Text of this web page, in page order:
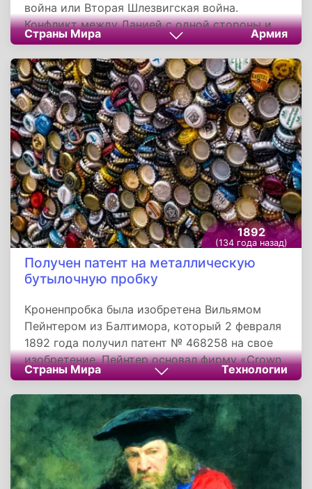
война или Вторая Шлезвигская война.
Конфликт между Данией с одной стороны и
Пруссией совместно с Австрией - с другой,
разгорелся за отделение герцогств Шлезвиг и
Гольштейн от Дании, на современной карте
Европы их территория входит в состав
Германии как земля Шлезвиг-Гольштейн.
Страны Мира Армия
1892
(134 года назад)
Получен патент на металлическую
бутылочную пробку
Кроненпробка была изобретена Вильямом
Пейнтером из Балтимора, который 2 февраля
1892 года получил патент № 468258 на свое
изобретение. Пейнтер основал фирму «Crown
Cork and Seal Company» - сегодня один из
лидеров мирового рынка по производству
кроненпробок. Первые кроненпробки имели
24 зубца. Из-за лучшей обработки при
автоматизированном закрывании бутылок в
настоящее время кроненпробки имеют 21
зубец.
Страны Мира Технологии